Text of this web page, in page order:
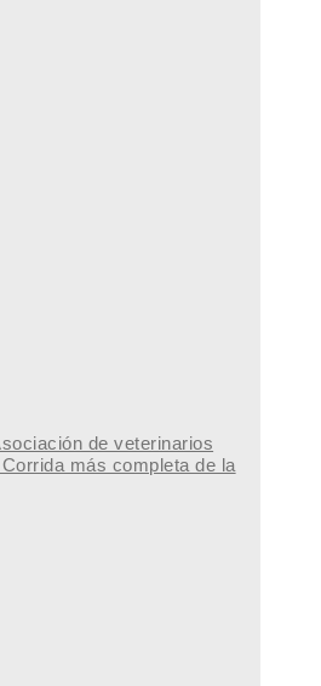
de veterinarios
más completa de la